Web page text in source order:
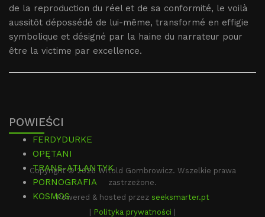
de la reproduction du réel et de sa conformité, le voilà
aussitôt dépossédé de lui-même, transformé en effigie
symbolique et désigné par la haine du narrateur pour
être la victime par excellence.
POWIEŚCI
FERDYDURKE
OPĘTANI
TRANS-ATLANTYK
PORNOGRAFIA
KOSMOS
Copyright © 2026 Witold Gombrowicz. Wszelkie prawa
zastrzeżone.
Powered & hosted przez seeksmarter.pt
Polityka prywatności